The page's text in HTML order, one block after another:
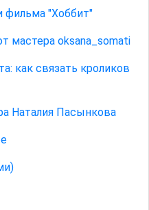
фильма "Хоббит"
мастера oksana_somati
как связать кроликов
Наталия Пасынкова